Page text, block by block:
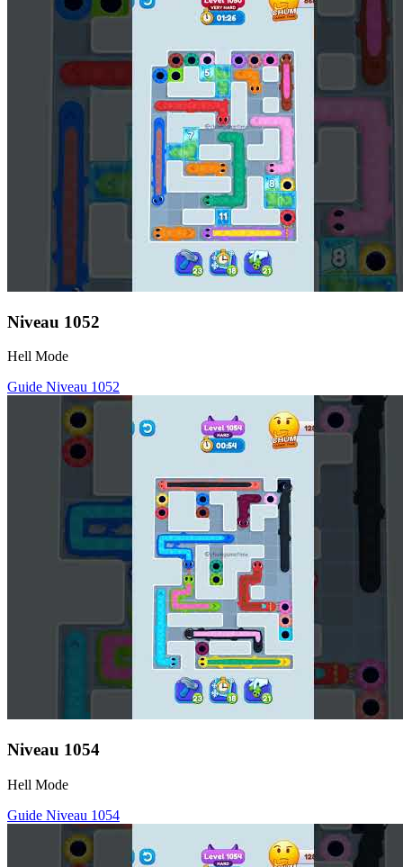
Niveau 1052
Hell Mode
Guide Niveau 1052
Niveau 1054
Hell Mode
Guide Niveau 1054